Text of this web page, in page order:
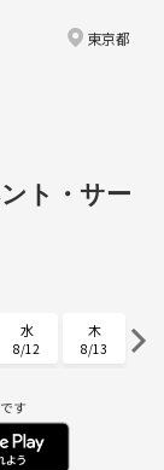
東京都
ト・サー
水
8/12
木
8/13
8/18
月
8/24
す